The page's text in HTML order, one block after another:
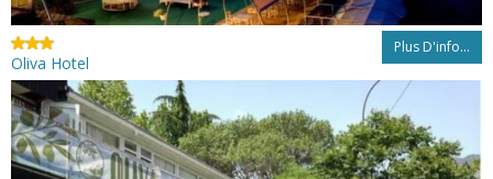
Plus D'info...
Oliva Hotel